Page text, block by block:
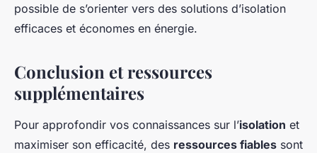
possible de s’orienter vers des solutions d’isolation
efficaces et économes en énergie.
Conclusion et ressources
supplémentaires
Pour approfondir vos connaissances sur l’isolation et
maximiser son efficacité, des ressources fiables sont